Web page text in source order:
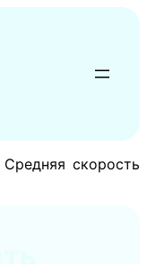
Средняя скорость